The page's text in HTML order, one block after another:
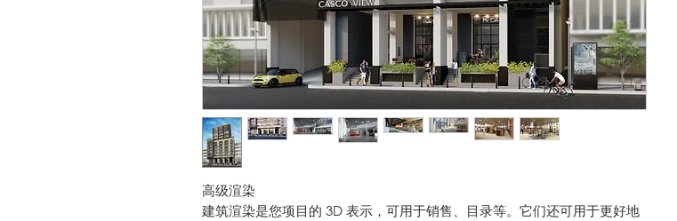
高级渲染
建筑渲染是您项目的 3D 表示，可用于销售、目录等。它们还可用于更好地